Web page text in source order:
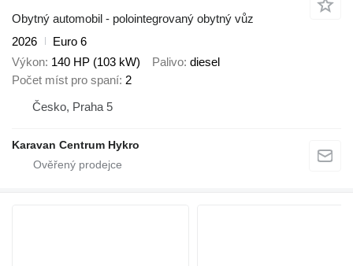
Obytný automobil - polointegrovaný obytný vůz
2026
Euro 6
Výkon 140 HP (103 kW) Palivo diesel
Počet míst pro spaní 2
Česko, Praha 5
Karavan Centrum Hykro